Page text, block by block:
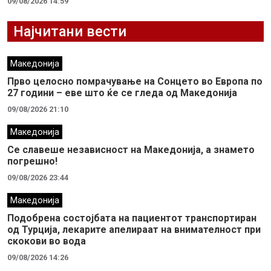
Најчитани вести
Македонија
Прво целосно помрачување на Сонцето во Европа по
27 години – еве што ќе се гледа од Македонија
09/08/2026 21:10
Македонија
Се славеше независност на Македонија, а знамето
погрешно!
09/08/2026 23:44
Македонија
Подобрена состојбата на пациентот транспортиран
од Турција, лекарите апелираат на внимателност при
скокови во вода
09/08/2026 14:26